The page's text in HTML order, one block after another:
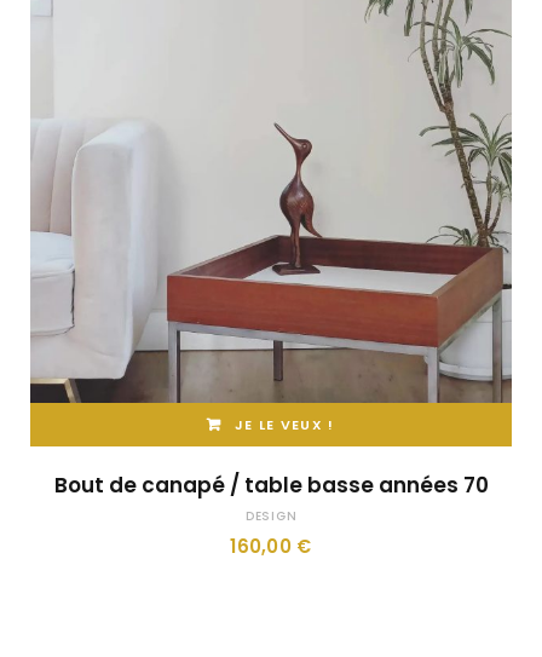
JE LE VEUX !
Bout de canapé / table basse années 70
DESIGN
160,00 €